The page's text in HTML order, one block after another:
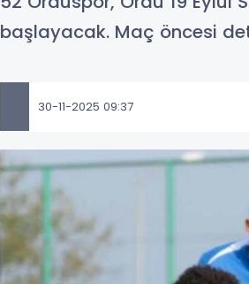
başlayacak. Maç öncesi
30-11-2025 09:37